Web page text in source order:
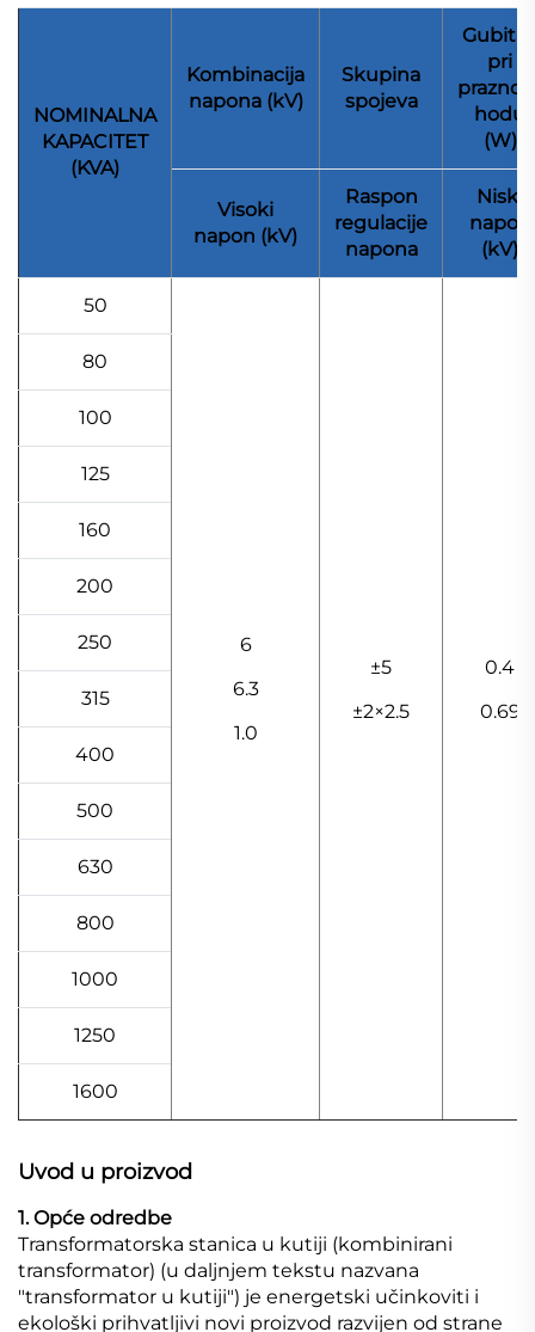
NOMINALNA
KAPACITET
(KVA)
Kombinacija
napona (kV)
Skupina
spojeva
pri
hodu
(W)
Visoki
napon (kV)
Raspon
regulacije
napona
Niski
napon
(kV)
50
6
6.3
1.0
±5
±2×2.5
0.4
0.69
80
100
125
160
200
250
315
400
500
630
800
1000
1250
1600
Uvod u proizvod
1. Opće odredbe
Transformatorska stanica u kutiji (kombinirani
transformator) (u daljnjem tekstu nazvana
"transformator u kutiji") je energetski učinkoviti i
ekološki prihvatljivi novi proizvod razvijen od strane